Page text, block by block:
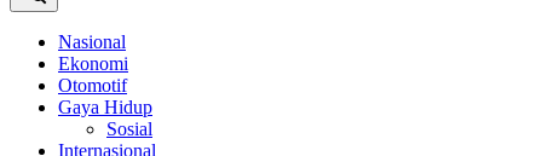
Nasional
Ekonomi
Otomotif
Gaya Hidup
Sosial
Internasional